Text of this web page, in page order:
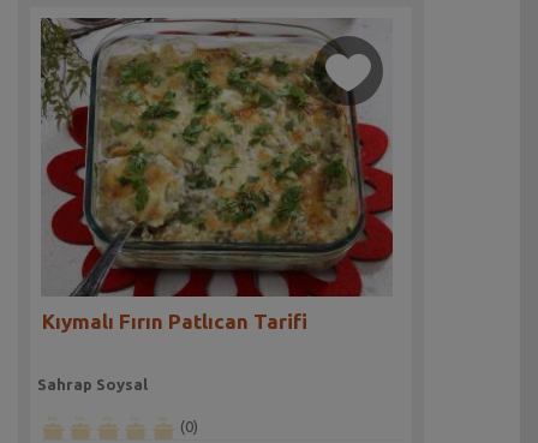
Kıymalı Fırın Patlıcan Tarifi
Sahrap Soysal
(0)